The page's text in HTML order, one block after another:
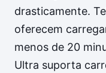
drasticamente.
oferecem
menos de 20
Ultra suporta